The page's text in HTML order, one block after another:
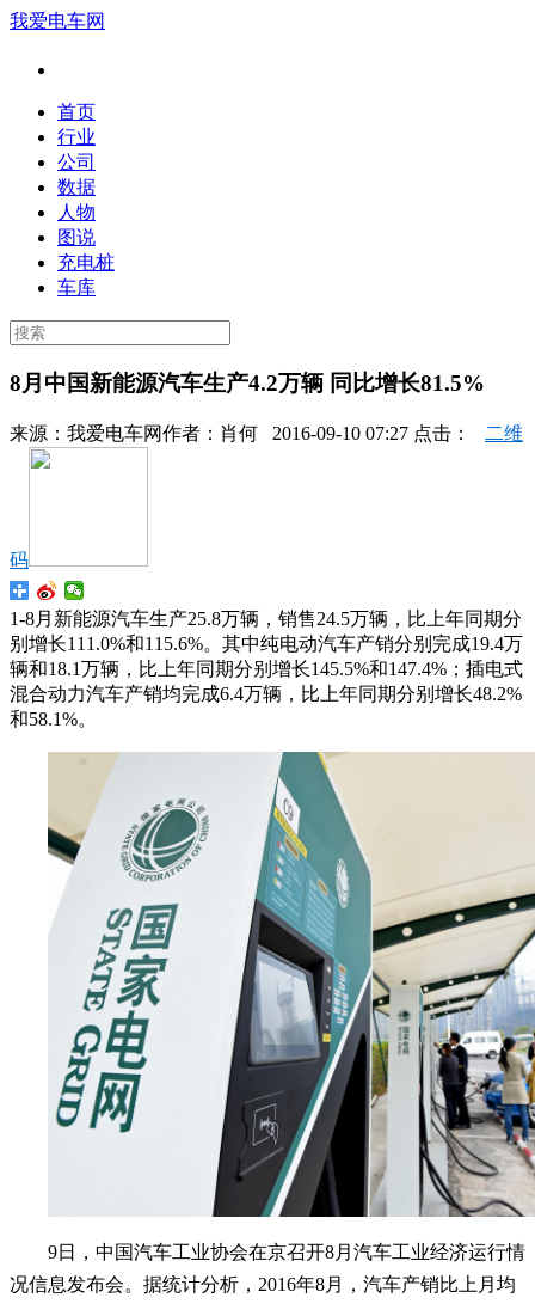
我爱电车网
首页
行业
公司
数据
人物
图说
充电桩
车库
8月中国新能源汽车生产4.2万辆 同比增长81.5%
来源： 我爱电车网作者： 肖何 2016-09-10 07:27 点击： 二维
码
1-8月新能源汽车生产25.8万辆，销售24.5万辆，比上年同期分
别增长111.0%和115.6%。其中纯电动汽车产销分别完成19.4万
辆和18.1万辆，比上年同期分别增长145.5%和147.4%；插电式
混合动力汽车产销均完成6.4万辆，比上年同期分别增长48.2%
和58.1%。
9日，中国汽车工业协会在京召开8月汽车工业经济运行情
况信息发布会。据统计分析，2016年8月，汽车产销比上月均